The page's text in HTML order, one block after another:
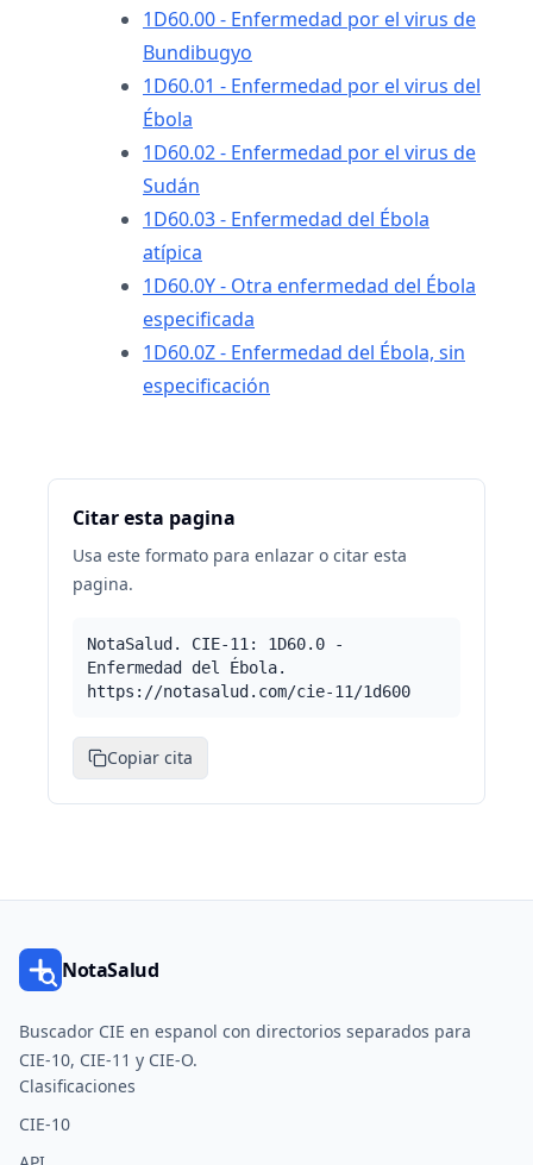
1D60.00 - Enfermedad por el virus de
Bundibugyo
1D60.01 - Enfermedad por el virus del
Ébola
1D60.02 - Enfermedad por el virus de
Sudán
1D60.03 - Enfermedad del Ébola
atípica
1D60.0Y - Otra enfermedad del Ébola
especificada
1D60.0Z - Enfermedad del Ébola, sin
especificación
Citar esta pagina
Usa este formato para enlazar o citar esta
pagina.
NotaSalud. CIE-11: 1D60.0 -
Enfermedad del Ébola.
https://notasalud.com/cie-11/1d600
Copiar cita
NotaSalud
Buscador CIE en espanol con directorios separados para
CIE-10, CIE-11 y CIE-O.
Clasificaciones
CIE-10